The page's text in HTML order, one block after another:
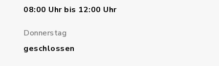
08:00 Uhr bis 12:00 Uhr
Donnerstag
geschlossen